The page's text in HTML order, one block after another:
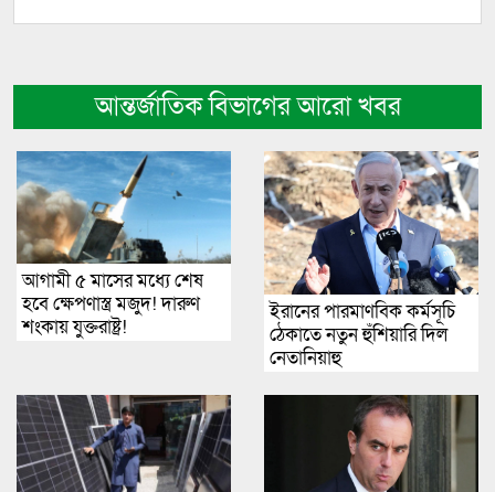
আন্তর্জাতিক বিভাগের আরো খবর
আগামী ৫ মাসের মধ্যে শেষ
হবে ক্ষেপণাস্ত্র মজুদ! দারুণ
শংকায় যুক্তরাষ্ট্র!
ইরানের পারমাণবিক কর্মসূচি
ঠেকাতে নতুন হুঁশিয়ারি দিল
নেতানিয়াহু